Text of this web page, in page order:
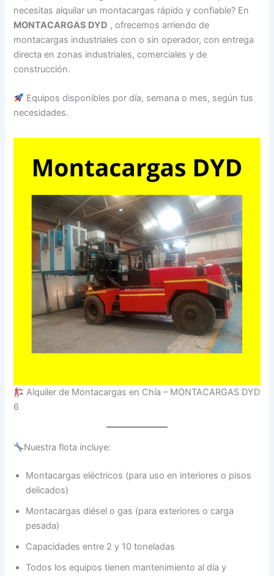
necesitas alquilar un montacargas rápido y confiable? En
MONTACARGAS DYD , ofrecemos arriendo de
montacargas industriales con o sin operador, con entrega
directa en zonas industriales, comerciales y de
construcción.
Equipos disponibles por día, semana o mes, según tus
necesidades.
Alquiler de Montacargas en Chía – MONTACARGAS DYD
6
Nuestra flota incluye:
Montacargas eléctricos (para uso en interiores o pisos
delicados)
Montacargas diésel o gas (para exteriores o carga
pesada)
Capacidades entre 2 y 10 toneladas
Todos los equipos tienen mantenimiento al día y